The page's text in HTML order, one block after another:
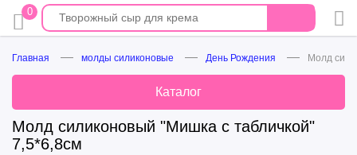
0
Главная молды силиконовые День Рождения Молд
Каталог
Молд силиконовый "Мишка с табличкой"
7,5*6,8см